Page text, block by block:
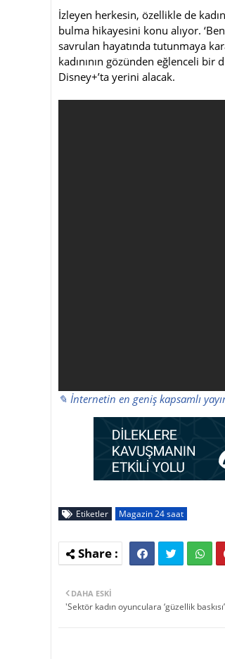
İzleyen herkesin, özellikle de
bulma hikayesini konu alıyor.
savrulan hayatında tutunmaya
kadınının gözünden eğlenceli
Disney+’ta yerini alacak.
✎ İnternetin en geniş kapsamlı
Etiketler Magazin 24 saat
DAHA ESKI
'Sektör kadın oyunculara ‘güzellik